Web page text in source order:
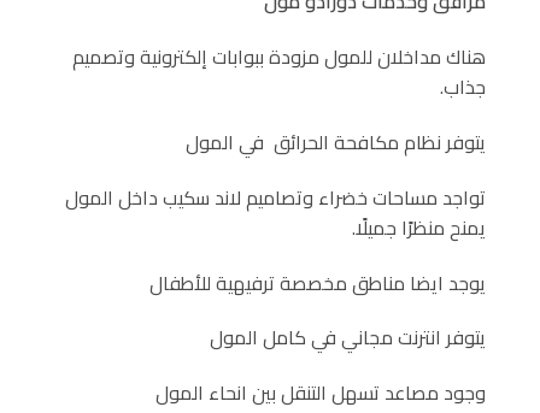
هناك مداخلان للمول مزودة ببوابات إلكترونية وتصميم
جذاب.
يتوفر نظام مكافحة الحرائق في المول
تواجد مساحات خضراء وتصاميم لاند سكيب داخل المول
يمنح منظرًا جميلًا.
يوجد ايضا مناطق مخصصة ترفيهية للأطفال
يتوفر انترنت مجاني في كامل المول
وجود مصاعد تسهل التنقل بين انحاء المول